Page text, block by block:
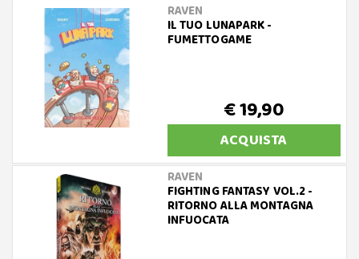
RAVEN
IL TUO LUNAPARK -
FUMETTOGAME
€ 19,90
ACQUISTA
RAVEN
FIGHTING FANTASY VOL.2 -
RITORNO ALLA MONTAGNA
INFUOCATA